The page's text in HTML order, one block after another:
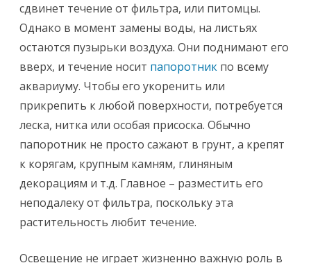
сдвинет течение от фильтра, или питомцы.
Однако в момент замены воды, на листьях
остаются пузырьки воздуха. Они поднимают его
вверх, и течение носит папоротник по всему
аквариуму. Чтобы его укоренить или
прикрепить к любой поверхности, потребуется
леска, нитка или особая присоска. Обычно
папоротник не просто сажают в грунт, а крепят
к корягам, крупным камням, глиняным
декорациям и т.д. Главное – разместить его
неподалеку от фильтра, поскольку эта
растительность любит течение.
Освещение не играет жизненно важную роль в